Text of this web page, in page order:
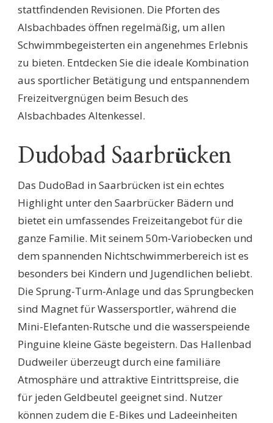
stattfindenden Revisionen. Die Pforten des
Alsbachbades öffnen regelmäßig, um allen
Schwimmbegeisterten ein angenehmes Erlebnis
zu bieten. Entdecken Sie die ideale Kombination
aus sportlicher Betätigung und entspannendem
Freizeitvergnügen beim Besuch des
Alsbachbades Altenkessel.
Dudobad Saarbrücken
Das DudoBad in Saarbrücken ist ein echtes
Highlight unter den Saarbrücker Bädern und
bietet ein umfassendes Freizeitangebot für die
ganze Familie. Mit seinem 50m-Variobecken und
dem spannenden Nichtschwimmerbereich ist es
besonders bei Kindern und Jugendlichen beliebt.
Die Sprung-Turm-Anlage und das Sprungbecken
sind Magnet für Wassersportler, während die
Mini-Elefanten-Rutsche und die wasserspeiende
Pinguine kleine Gäste begeistern. Das Hallenbad
Dudweiler überzeugt durch eine familiäre
Atmosphäre und attraktive Eintrittspreise, die
für jeden Geldbeutel geeignet sind. Nutzer
können zudem die E-Bikes und Ladeeinheiten